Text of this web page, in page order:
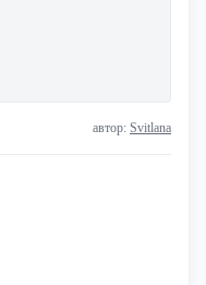
автор: Svitlana